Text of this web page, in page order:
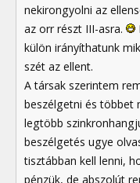
nekirongyolni az
az orr részt III-asra.
külön irányíthatunk
szét az ellent.
A társak szerintem
beszélgetni és többet
legtöbb
beszélgetés ugye
tisztábban kell lenni,
pénzük, de abszolút